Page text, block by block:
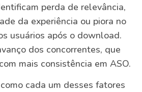
perda de relevância,
da experiência ou piora no
usuários após o download.
dos concorrentes, que
mais consistência em ASO.
cada um desses fatores